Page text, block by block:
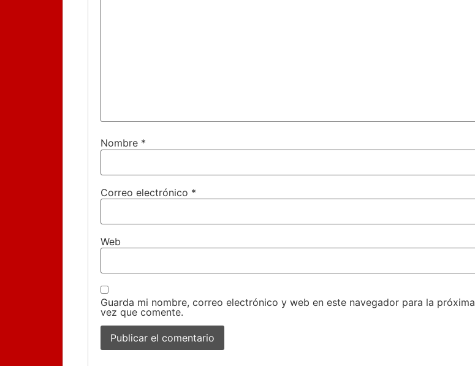
Nombre *
Correo electrónico *
Web
Guarda mi nombre, correo electrónico y web en este navegador para la próxima
vez que comente.